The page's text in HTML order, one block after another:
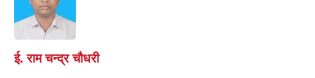
ई. राम चन्द्र चाैधरी